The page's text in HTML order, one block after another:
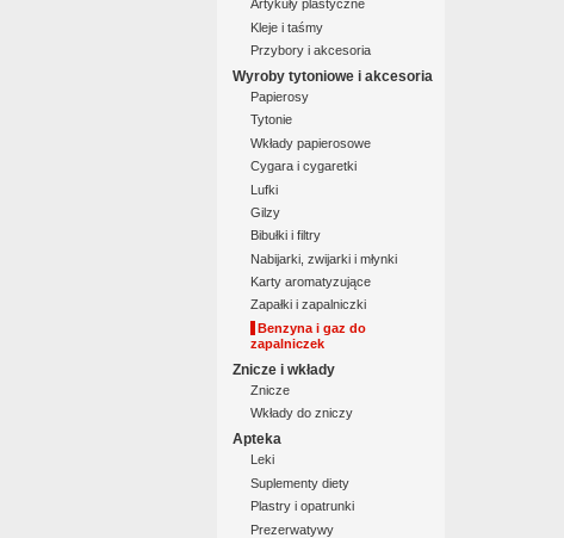
Artykuły plastyczne
Kleje i taśmy
Przybory i akcesoria
Wyroby tytoniowe i akcesoria
Papierosy
Tytonie
Wkłady papierosowe
Cygara i cygaretki
Lufki
Gilzy
Bibułki i filtry
Nabijarki, zwijarki i młynki
Karty aromatyzujące
Zapałki i zapalniczki
Benzyna i gaz do
zapalniczek
Znicze i wkłady
Znicze
Wkłady do zniczy
Apteka
Leki
Suplementy diety
Plastry i opatrunki
Prezerwatywy